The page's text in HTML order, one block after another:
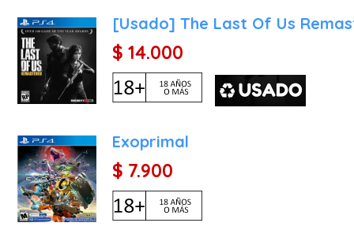
[Usado] The Last Of Us
$ 14.000
Exoprimal
$ 7.900